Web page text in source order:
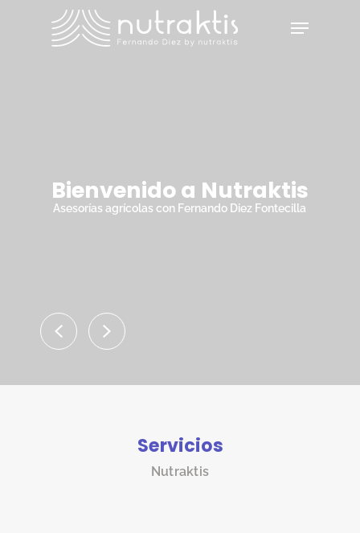
Menu
Bienvenido a Nutraktis
Asesorías agrícolas con Fernando Diez Fontecilla
Servicios
Nutraktis